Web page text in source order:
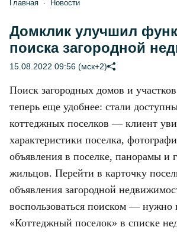
Главная Новости
Домклик улучшил
поиска загородной
15.08.2022 09:56 (мск+2)
Поиск загородных домов и
теперь еще удобнее: стали
коттеджных поселков — клиент
характеристики поселка,
объявления в поселке, панорамы и
жильцов. Перейти в карточку
объявления загородной
воспользоваться поиском — нужно
«Коттеджный поселок» в списке